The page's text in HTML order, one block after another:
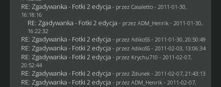
RE: Zgadywanka - Fotki 2 edycja - przez Casaletto- 2011-01-30,
16:18:16
RE: Zgadywanka - Fotki 2 edycja - przez ADM_Henrik - 2011-01-30,
16:22:32
RE: Zgadywanka - Fotki 2 edycja - przez AdikoSS - 2011-01-30, 20:50:49
RE: Zgadywanka - Fotki 2 edycja - przez AdikoSS - 2011-02-03, 13:06:34
RE: Zgadywanka - Fotki 2 edycja - przez Krychu710 - 2011-02-07,
20:52:44
RE: Zgadywanka - Fotki 2 edycja - przez Zdunek - 2011-02-07, 21:43:13
RE: Zgadywanka - Fotki 2 edycja - przez ADM_Henrik - 2011-02-07,